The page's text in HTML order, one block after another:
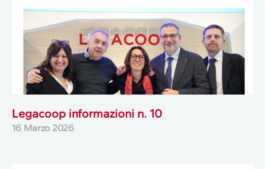
Legacoop informazioni n. 10
16 Marzo 2026